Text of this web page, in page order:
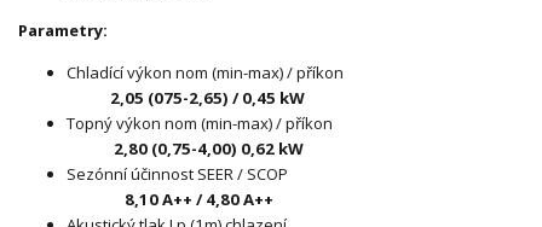
Parametry:
Chladící výkon nom (min-max) / příkon
2,05 (075-2,65) / 0,45 kW
Topný výkon nom (min-max) / příkon
2,80 (0,75-4,00) 0,62 kW
Sezónní účinnost SEER / SCOP
8,10 A++ / 4,80 A++